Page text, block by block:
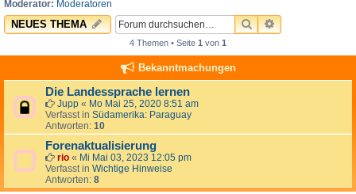
Moderator: Moderatoren
NEUES THEMA SUCHEERWEITERTE
4 Themen • Seite 1 von 1
Bekanntmachungen
Die Landessprache lernen
Jupp « Mo Mai 25, 2020 8:51 am
Verfasst in Südamerika: Paraguay
Antworten: 10
Forenaktualisierung
rio « Mi Mai 03, 2023 12:05 pm
Verfasst in Wichtige Hinweise
Antworten: 8